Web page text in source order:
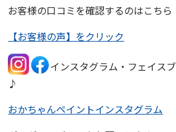
お客様の口コミを確認するのはこちら
【お客様の声】をクリック
インスタグラム・フェイス
♪
おかちゃんペイントインスタグラム